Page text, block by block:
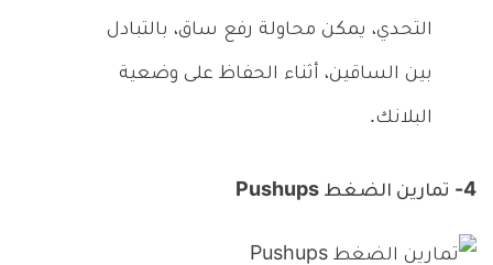
التحدي، يمكن محاولة رفع ساق، بالتبادل
بين الساقين، أثناء الحفاظ على وضعية
البلانك.
4- تمارين الضغط Pushups